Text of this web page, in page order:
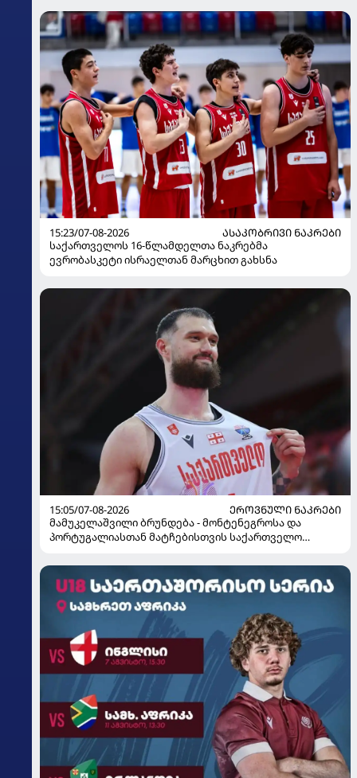
15:23/07-08-2026
ᲐᲡᲐᲙᲝᲑᲠᲘᲕᲘ ᲜᲐᲙᲠᲔᲑᲘ
საქართველოს 16-წლამდელთა ნაკრებმა
ევრობასკეტი ისრაელთან მარცხით გახსნა
15:05/07-08-2026
ᲔᲠᲝᲕᲜᲣᲚᲘ ᲜᲐᲙᲠᲔᲑᲘ
მამუკელაშვილი ბრუნდება - მონტენეგროსა და
პორტუგალიასთან მატჩებისთვის საქართველო